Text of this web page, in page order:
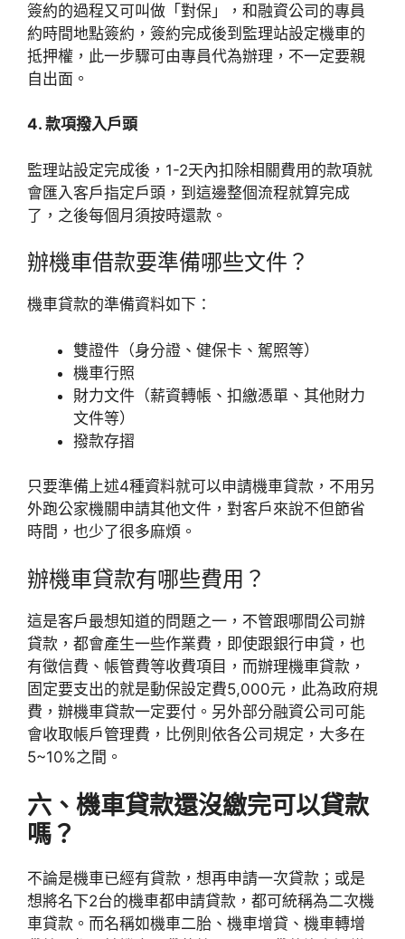
簽約的過程又可叫做「對保」，和融資公司的專員
約時間地點簽約，簽約完成後到監理站設定機車的
抵押權，此一步驟可由專員代為辦理，不一定要親
自出面。
4. 款項撥入戶頭
監理站設定完成後，1-2天內扣除相關費用的款項就
會匯入客戶指定戶頭，到這邊整個流程就算完成
了，之後每個月須按時還款。
辦機車借款要準備哪些文件？
機車貸款的準備資料如下：
雙證件（身分證、健保卡、駕照等）
機車行照
財力文件（薪資轉帳、扣繳憑單、其他財力
文件等）
撥款存摺
只要準備上述4種資料就可以申請機車貸款，不用另
外跑公家機關申請其他文件，對客戶來說不但節省
時間，也少了很多麻煩。
辦機車貸款有哪些費用？
這是客戶最想知道的問題之一，不管跟哪間公司辦
貸款，都會產生一些作業費，即使跟銀行申貸，也
有徵信費、帳管費等收費項目，而辦理機車貸款，
固定要支出的就是動保設定費5,000元，此為政府規
費，辦機車貸款一定要付。另外部分融資公司可能
會收取帳戶管理費，比例則依各公司規定，大多在
5~10%之間。
六、機車貸款還沒繳完可以貸款
嗎？
不論是機車已經有貸款，想再申請一次貸款；或是
想將名下2台的機車都申請貸款，都可統稱為二次機
車貸款。而名稱如機車二胎、機車增貸、機車轉增